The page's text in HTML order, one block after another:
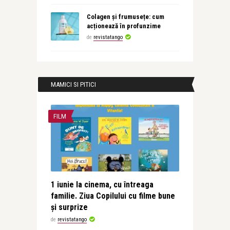
Colagen și frumusețe: cum
acționează în profunzime
de revistatango
MAMICI SI PITICI
FILM
1 iunie la cinema, cu întreaga
familie. Ziua Copilului cu filme bune
și surprize
de revistatango